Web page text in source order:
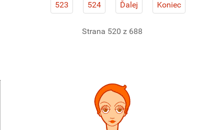
523
524 Ďalej Koniec
Strana 520 z 688